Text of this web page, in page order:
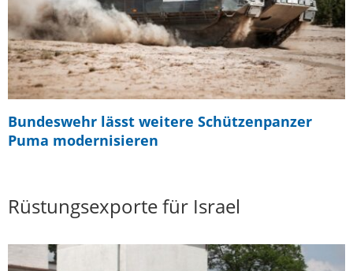
Bundeswehr lässt weitere Schützenpanzer
Puma modernisieren
Rüstungsexporte für Israel